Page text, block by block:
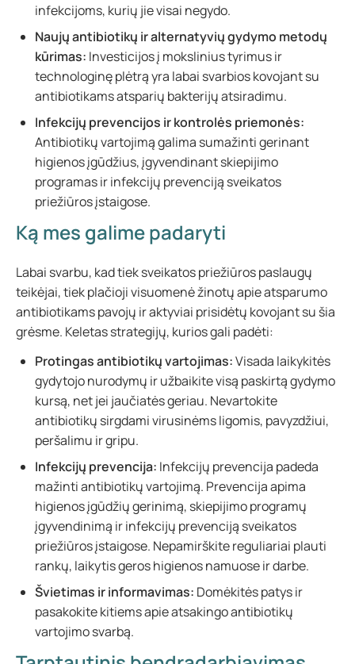
infekcijoms, kurių jie visai negydo.
Naujų antibiotikų ir alternatyvių gydymo metodų
kūrimas: Investicijos į mokslinius tyrimus ir
technologinę plėtrą yra labai svarbios kovojant su
antibiotikams atsparių bakterijų atsiradimu.
Infekcijų prevencijos ir kontrolės priemonės:
Antibiotikų vartojimą galima sumažinti gerinant
higienos įgūdžius, įgyvendinant skiepijimo
programas ir infekcijų prevenciją sveikatos
priežiūros įstaigose.
Ką mes galime padaryti
Labai svarbu, kad tiek sveikatos priežiūros paslaugų
teikėjai, tiek plačioji visuomenė žinotų apie atsparumo
antibiotikams pavojų ir aktyviai prisidėtų kovojant su šia
grėsme. Keletas strategijų, kurios gali padėti:
Protingas antibiotikų vartojimas:Visada laikykitės
gydytojo nurodymų ir užbaikite visą paskirtą gydymo
kursą, net jei jaučiatės geriau. Nevartokite
antibiotikų sirgdami virusinėms ligomis, pavyzdžiui,
peršalimu ir gripu.
Infekcijų prevencija: Infekcijų prevencija padeda
mažinti antibiotikų vartojimą. Prevencija apima
higienos įgūdžių gerinimą, skiepijimo programų
įgyvendinimą ir infekcijų prevenciją sveikatos
priežiūros įstaigose. Nepamirškite reguliariai plauti
rankų, laikytis geros higienos namuose ir darbe.
Švietimas ir informavimas: Domėkitės patys ir
pasakokite kitiems apie atsakingo antibiotikų
vartojimo svarbą.